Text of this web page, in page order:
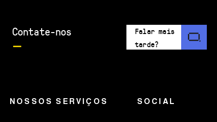
Contate-nos
Falar mais
tarde?
NOSSOS SERVIÇOS SOCIAL